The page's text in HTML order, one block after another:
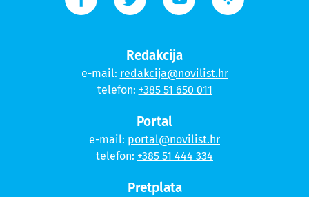
Redakcija
e-mail: redakcija@novilist.hr
telefon: +385 51 650 011
Portal
e-mail: portal@novilist.hr
telefon: +385 51 444 334
Pretplata